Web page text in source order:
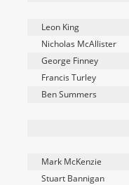
Leon King
Nicholas McAllister
George Finney
Francis Turley
Ben Summers
Mark McKenzie
Stuart Bannigan